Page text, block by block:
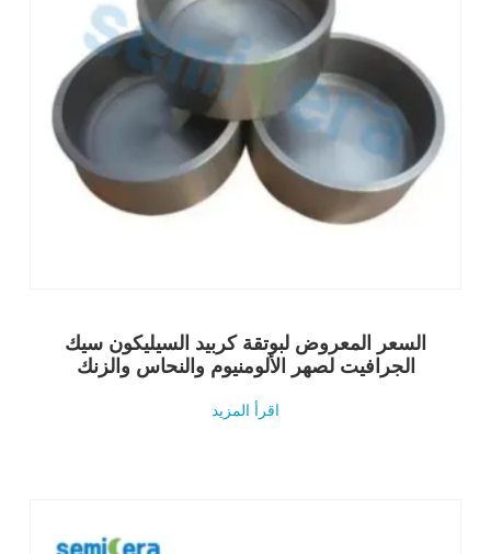
السعر المعروض لبوتقة كربيد السيليكون سيك
الجرافيت لصهر الألومنيوم والنحاس والزنك
اقرأ المزيد